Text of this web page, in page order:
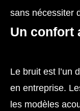
sans nécessiter
Un confort
Le bruit est l’un
en entreprise.
les modèles